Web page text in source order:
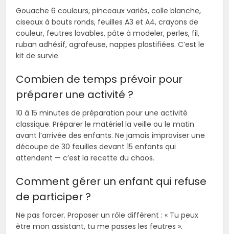
Gouache 6 couleurs, pinceaux variés, colle blanche,
ciseaux à bouts ronds, feuilles A3 et A4, crayons de
couleur, feutres lavables, pâte à modeler, perles, fil,
ruban adhésif, agrafeuse, nappes plastifiées. C’est le
kit de survie.
Combien de temps prévoir pour
préparer une activité ?
10 à 15 minutes de préparation pour une activité
classique. Préparer le matériel la veille ou le matin
avant l’arrivée des enfants. Ne jamais improviser une
découpe de 30 feuilles devant 15 enfants qui
attendent — c’est la recette du chaos.
Comment gérer un enfant qui refuse
de participer ?
Ne pas forcer. Proposer un rôle différent : « Tu peux
être mon assistant, tu me passes les feutres ».